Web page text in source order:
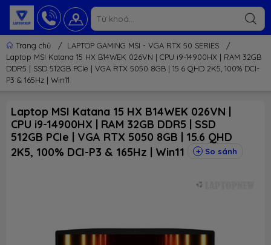
Trang chủ / LAPTOP GAMING MSI - VGA RTX 50 SERIES
/
Laptop MSI Katana 15 HX B14WEK 026VN | CPU i9-14900HX | RAM 32GB
DDR5 | SSD 512GB PCIe | VGA RTX 5050 8GB | 15.6 QHD 2K5, 100% DCI-
P3 & 165Hz | Win11
Laptop MSI Katana 15 HX B14WEK 026VN |
CPU i9-14900HX | RAM 32GB DDR5 | SSD
512GB PCIe | VGA RTX 5050 8GB | 15.6 QHD
2K5, 100% DCI-P3 & 165Hz | Win11
So sánh